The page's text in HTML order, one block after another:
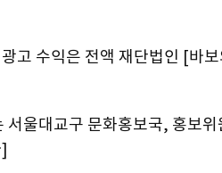
고 수익은 전액 재단법인 [바
서울대교구 문화홍보국, 홍보